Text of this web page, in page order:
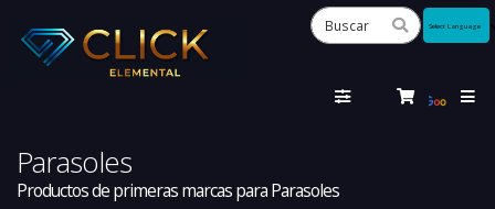
Parasoles
Productos de primeras marcas para Parasoles